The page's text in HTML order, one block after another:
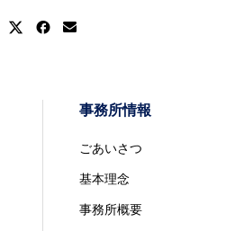
事務所情報
ごあいさつ
基本理念
事務所概要